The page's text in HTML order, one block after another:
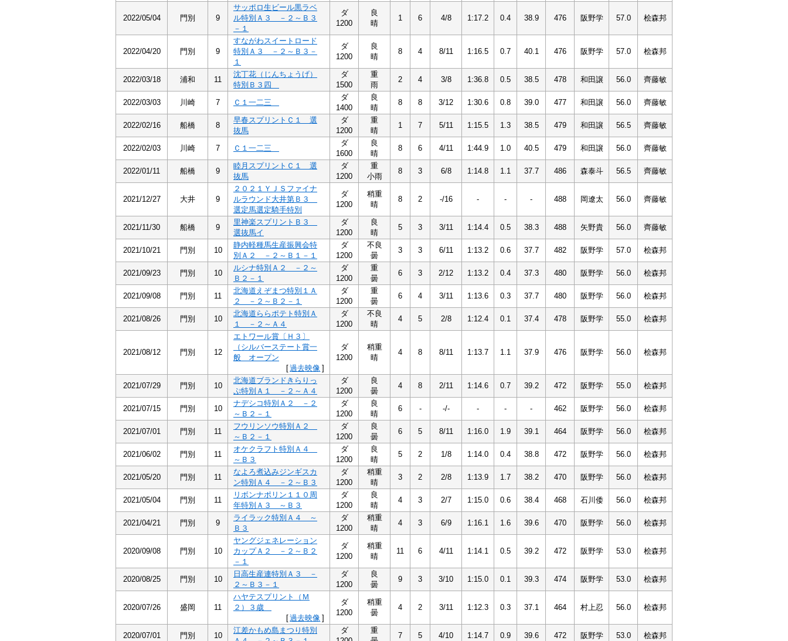
2022/05/04 門別 9
サッポロ生ビール黒ラベ
ル特別Ａ３ －２～Ｂ３
－１
ダ
1200
良
晴
1 6 4/8 1:17.2 0.4 38.9 476 阪野学 57.0 桧森邦
2022/04/20 門別 9
すながわスイートロード
特別Ａ３ －２～Ｂ３－
１
ダ
1200
良
晴
8 4 8/11 1:16.5 0.7 40.1 476 阪野学 57.0 桧森邦
2022/03/18 浦和 11
沈丁花（じんちょうげ）
特別Ｂ３四
ダ
1500
重
雨
2 4 3/8 1:36.8 0.5 38.5 478 和田譲 56.0 齊藤敏
2022/03/03 川崎 7 Ｃ１一二三
ダ
1400
良
晴
8 8 3/12 1:30.6 0.8 39.0 477 和田譲 56.0 齊藤敏
2022/02/16 船橋 8
早春スプリントＣ１ 選
抜馬
ダ
1200
重
晴
1 7 5/11 1:15.5 1.3 38.5 479 和田譲 56.5 齊藤敏
2022/02/03 川崎 7 Ｃ１一二三
ダ
1600
良
晴
8 6 4/11 1:44.9 1.0 40.5 479 和田譲 56.0 齊藤敏
2022/01/11 船橋 9
睦月スプリントＣ１ 選
抜馬
ダ
1200
重
小雨
8 3 6/8 1:14.8 1.1 37.7 486 森泰斗 56.5 齊藤敏
2021/12/27 大井 9
２０２１ＹＪＳファイナ
ルラウンド大井第Ｂ３
選定馬選定騎手特別
ダ
1200
稍重
晴
8 2 -/16 - - - 488 岡遼太 56.0 齊藤敏
2021/11/30 船橋 9
里神楽スプリントＢ３
選抜馬イ
ダ
1200
良
晴
5 3 3/11 1:14.4 0.5 38.3 488 矢野貴 56.0 齊藤敏
2021/10/21 門別 10
静内軽種馬生産振興会特
別Ａ２ －２～Ｂ１－１
ダ
1200
不良
曇
3 3 6/11 1:13.2 0.6 37.7 482 阪野学 57.0 桧森邦
2021/09/23 門別 10
ルシナ特別Ａ２ －２～
Ｂ２－１
ダ
1200
重
曇
6 3 2/12 1:13.2 0.4 37.3 480 阪野学 56.0 桧森邦
2021/09/08 門別 11
北海道えぞまつ特別１Ａ
２ －２～Ｂ２－１
ダ
1200
重
曇
6 4 3/11 1:13.6 0.3 37.7 480 阪野学 56.0 桧森邦
2021/08/26 門別 10
北海道ららポテト特別Ａ
１ －２～Ａ４
ダ
1200
不良
晴
4 5 2/8 1:12.4 0.1 37.4 478 阪野学 55.0 桧森邦
2021/08/12 門別 12
エトワール賞〔Ｈ３〕
（シルバーステート賞一
般 オープン
[過去映像 ]
ダ
1200
稍重
晴
4 8 8/11 1:13.7 1.1 37.9 476 阪野学 56.0 桧森邦
2021/07/29 門別 10
北海道ブランドきらりっ
ぷ特別Ａ１ －２～Ａ４
ダ
1200
良
曇
4 8 2/11 1:14.6 0.7 39.2 472 阪野学 55.0 桧森邦
2021/07/15 門別 10
ナデシコ特別Ａ２ －２
～Ｂ２－１
ダ
1200
良
晴
6 - -/- - - - 462 阪野学 56.0 桧森邦
2021/07/01 門別 11
フウリンソウ特別Ａ２
～Ｂ２－１
ダ
1200
良
曇
6 5 8/11 1:16.0 1.9 39.1 464 阪野学 56.0 桧森邦
2021/06/02 門別 11
オケクラフト特別Ａ４
～Ｂ３
ダ
1200
良
晴
5 2 1/8 1:14.0 0.4 38.8 472 阪野学 56.0 桧森邦
2021/05/20 門別 11
なよろ煮込みジンギスカ
ン特別Ａ４ －２～Ｂ３
ダ
1200
稍重
晴
3 2 2/8 1:13.9 1.7 38.2 470 阪野学 56.0 桧森邦
2021/05/04 門別 11
リボンナポリン１１０周
年特別Ａ３ ～Ｂ３
ダ
1200
良
晴
4 3 2/7 1:15.0 0.6 38.4 468 石川倭 56.0 桧森邦
2021/04/21 門別 9
ライラック特別Ａ４ ～
Ｂ３
ダ
1200
稍重
晴
4 3 6/9 1:16.1 1.6 39.6 470 阪野学 56.0 桧森邦
2020/09/08 門別 10
ヤングジェネレーション
カップＡ２ －２～Ｂ２
－１
ダ
1200
稍重
晴
11 6 4/11 1:14.1 0.5 39.2 472 阪野学 53.0 桧森邦
2020/08/25 門別 10
日高生産連特別Ａ３ －
２～Ｂ３－１
ダ
1200
良
曇
9 3 3/10 1:15.0 0.1 39.3 474 阪野学 53.0 桧森邦
2020/07/26 盛岡 11
ハヤテスプリント（Ｍ
２）３歳
[過去映像 ]
ダ
1200
稍重
曇
4 2 3/11 1:12.3 0.3 37.1 464 村上忍 56.0 桧森邦
2020/07/01 門別 10
江差かもめ島まつり特別
ダ
重
7 5 4/10 1:14.7 0.9 39.6 472 阪野学 53.0 桧森邦